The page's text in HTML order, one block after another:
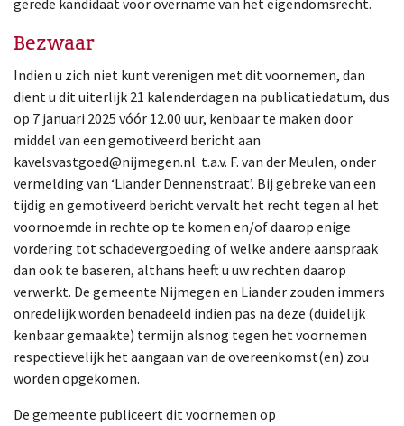
gerede kandidaat voor overname van het eigendomsrecht.
Bezwaar
Indien u zich niet kunt verenigen met dit voornemen, dan
dient u dit uiterlijk 21 kalenderdagen na publicatiedatum, dus
op 7 januari 2025 vóór 12.00 uur, kenbaar te maken door
middel van een gemotiveerd bericht aan
kavelsvastgoed@nijmegen.nl t.a.v. F. van der Meulen, onder
vermelding van ‘Liander Dennenstraat’. Bij gebreke van een
tijdig en gemotiveerd bericht vervalt het recht tegen al het
voornoemde in rechte op te komen en/of daarop enige
vordering tot schadevergoeding of welke andere aanspraak
dan ook te baseren, althans heeft u uw rechten daarop
verwerkt. De gemeente Nijmegen en Liander zouden immers
onredelijk worden benadeeld indien pas na deze (duidelijk
kenbaar gemaakte) termijn alsnog tegen het voornemen
respectievelijk het aangaan van de overeenkomst(en) zou
worden opgekomen.
De gemeente publiceert dit voornemen op